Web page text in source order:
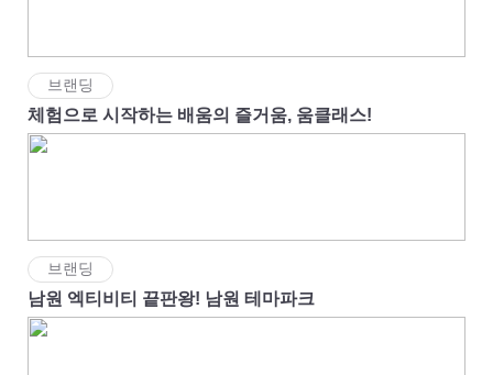
브랜딩
체험으로 시작하는 배움의 즐거움, 움클래스!
브랜딩
남원 엑티비티 끝판왕! 남원 테마파크